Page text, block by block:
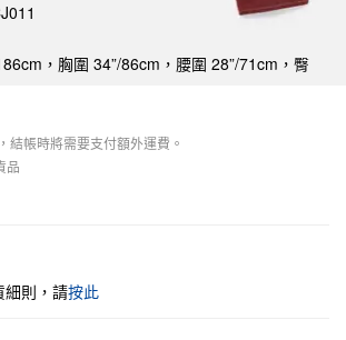
，胸圍 34”/86cm，腰圍 28”/71cm，臀
結帳時將需要支付額外運費。
品
細則，請按此